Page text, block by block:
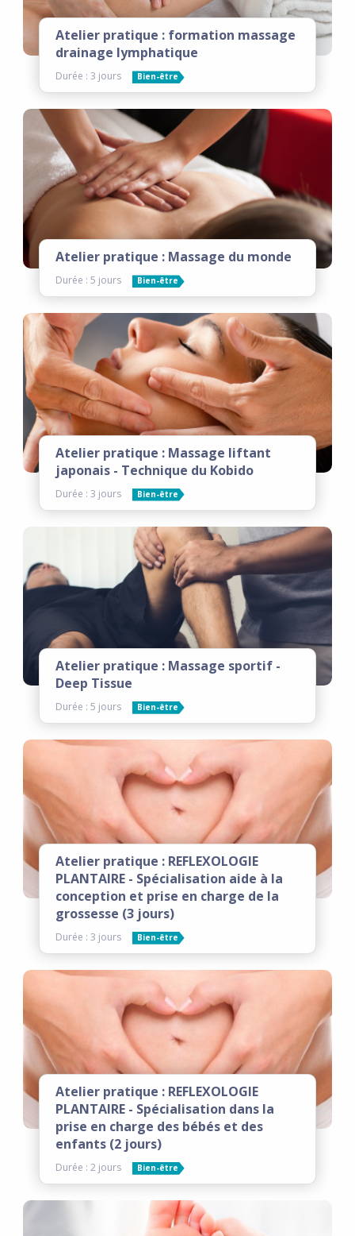
Atelier pratique : formation massage
drainage lymphatique
Durée : 3 jours Bien-être
Atelier pratique : Massage du monde
Durée : 5 jours Bien-être
Atelier pratique : Massage liftant
japonais - Technique du Kobido
Durée : 3 jours Bien-être
Atelier pratique : Massage sportif -
Deep Tissue
Durée : 5 jours Bien-être
Atelier pratique : REFLEXOLOGIE
PLANTAIRE - Spécialisation aide à la
conception et prise en charge de la
grossesse (3 jours)
Durée : 3 jours Bien-être
Atelier pratique : REFLEXOLOGIE
PLANTAIRE - Spécialisation dans la
prise en charge des bébés et des
enfants (2 jours)
Durée : 2 jours Bien-être